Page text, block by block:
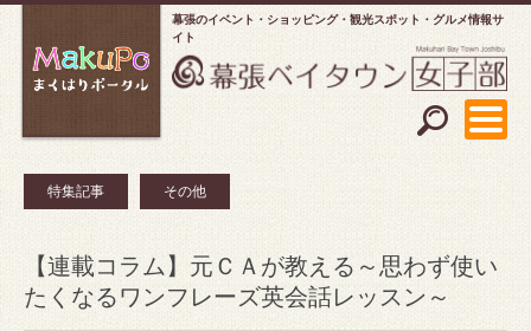
幕張のイベント・ショッピング
観光スポット・グルメ情報サ
イト
特集記事 その他
【連載コラム】元ＣＡが教える～思わず使い
たくなるワンフレーズ英会話レッスン～